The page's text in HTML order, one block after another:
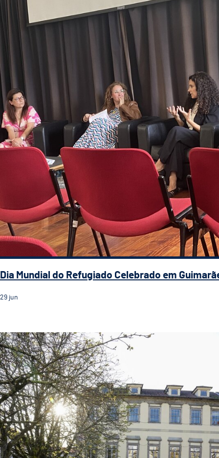
Dia Mundial do Refugiado Celebrado em
29 jun
Guimarães celebra Dia Mundial do Refugiado com